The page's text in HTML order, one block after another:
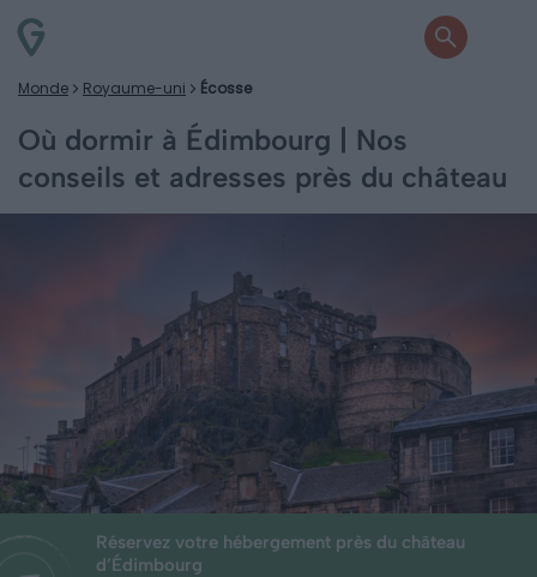
Monde Royaume-uni Écosse
Où dormir à Édimbourg | Nos
conseils et adresses près du château
Réservez votre hébergement près du château
d’Édimbourg